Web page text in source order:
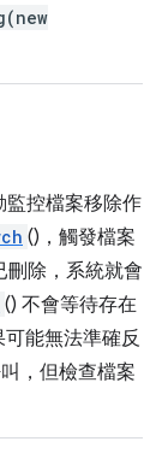
控檔案移除作
()，觸發檔案
刪除，系統就會
() 不會等待存在
可能無法準確反
，但檢查檔案